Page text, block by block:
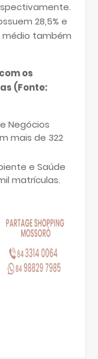
28,5% e
médio também
os
(Fonte:
Negócios
mais de 322
e Saúde
matrículas.